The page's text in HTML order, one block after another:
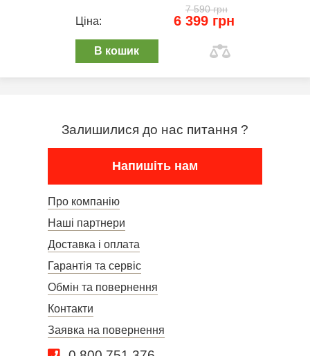
7 590 грн
Ціна: 6 399 грн
В кошик
Залишилися до нас питання ?
Напишіть нам
Про компанію
Наші партнери
Доставка і оплата
Гарантія та сервіс
Обмін та повернення
Контакти
Заявка на повернення